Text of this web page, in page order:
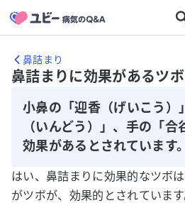
鼻詰まり
鼻詰まりに効果があるツ
小鼻の「迎香（げいこう）
（いんどう）」、手の「
効果があるとされています。
はい、鼻詰まりに効果的なツボ
がツボが、効果的とされています